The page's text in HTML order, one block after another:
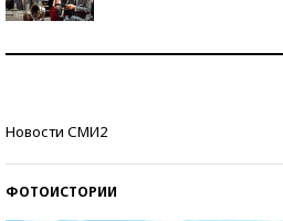
Новости СМИ2
ФОТОИСТОРИИ